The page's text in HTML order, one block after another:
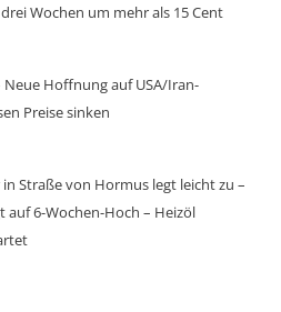
Wochen um mehr als 15 Cent
Neue Hoffnung auf USA/Iran-
Preise sinken
Straße von Hormus legt leicht zu –
auf 6-Wochen-Hoch – Heizöl